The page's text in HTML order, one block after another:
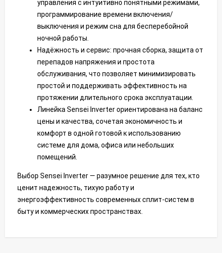
управления с интуитивно понятными режимами,
программирование времени включения/
выключения и режим сна для бесперебойной
ночной работы.
Надёжность и сервис: прочная сборка, защита от
перепадов напряжения и простота
обслуживания, что позволяет минимизировать
простой и поддерживать эффективность на
протяжении длительного срока эксплуатации.
Линейка Sensei Inverter ориентирована на баланс
цены и качества, сочетая экономичность и
комфорт в одной готовой к использованию
системе для дома, офиса или небольших
помещений.
Выбор Sensei Inverter — разумное решение для тех, кто
ценит надежность, тихую работу и
энергоэффективность современных сплит-систем в
быту и коммерческих пространствах.